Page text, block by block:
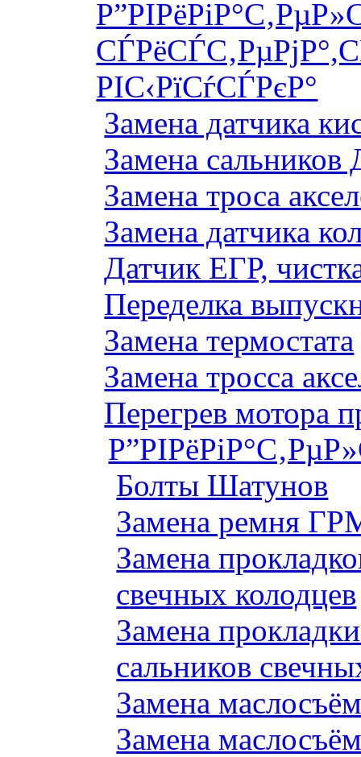
РІС‹РїСѓСЃРєР°
Замена датчика
Замена сальников
Замена троса
Замена датчика
Датчик ЕГР,
Переделка
Замена термостата
Замена тросса
Перегрев мотора
Болты Шатунов
Замена ремня
Замена
свечных колодцев
Замена
сальников
Замена
Замена